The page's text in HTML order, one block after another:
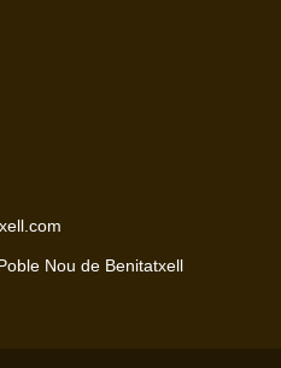
Nou de Benitatxell